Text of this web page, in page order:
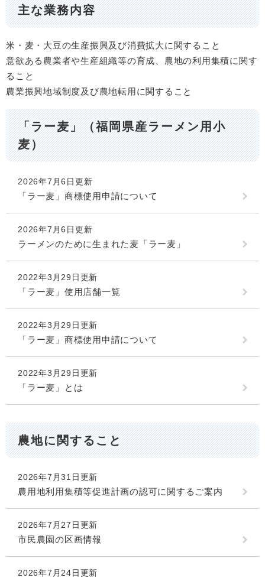
主な業務内容
米・麦・大豆の生産振興及び消費拡大に関すること
意欲ある農業者や生産組織等の育成、農地の利用集積に関す
ること
農業振興地域制度及び農地転用に関すること
「ラー麦」（福岡県産ラーメン用小
麦）
2026年7月6日更新
「ラー麦」商標使用申請について
2026年7月6日更新
ラーメンのために生まれた麦「ラー麦」
2022年3月29日更新
「ラー麦」使用店舗一覧
2022年3月29日更新
「ラー麦」商標使用申請について
2022年3月29日更新
「ラー麦」とは
農地に関すること
2026年7月31日更新
農用地利用集積等促進計画の認可に関するご案内
2026年7月27日更新
市民農園の区画情報
2026年7月24日更新